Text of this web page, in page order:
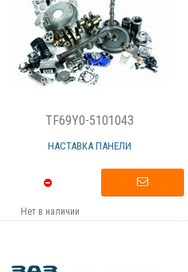
TF69Y0-5101043
НАСТАВКА ПАНЕЛИ
Нет в наличии